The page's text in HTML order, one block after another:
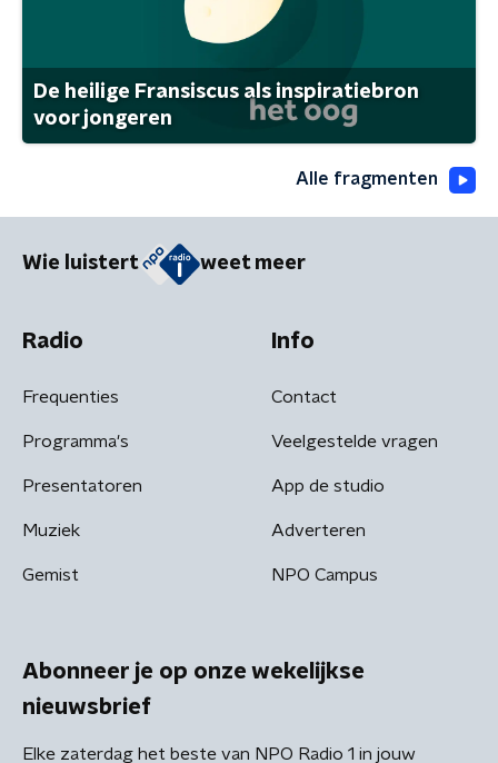
De heilige Fransiscus als inspiratiebron
voor jongeren
Alle fragmenten
Wie luistert weet meer
Radio
Frequenties
Programma's
Presentatoren
Muziek
Gemist
Info
Contact
Veelgestelde vragen
App de studio
Adverteren
NPO Campus
Abonneer je op onze wekelijkse
nieuwsbrief
Elke zaterdag het beste van NPO Radio 1 in jouw